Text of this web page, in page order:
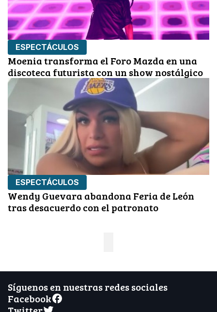
ESPECTÁCULOS
Moenia transforma el Foro Mazda en una
discoteca futurista con un show nostálgico
ESPECTÁCULOS
Wendy Guevara abandona Feria de León
tras desacuerdo con el patronato
Síguenos en nuestras redes sociales
Facebook